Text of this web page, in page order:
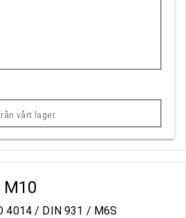
vårt lager.
M10
4014 / DIN 931 / M6S